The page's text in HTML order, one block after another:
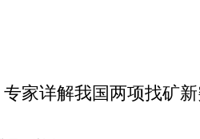
家详解我国两项找矿